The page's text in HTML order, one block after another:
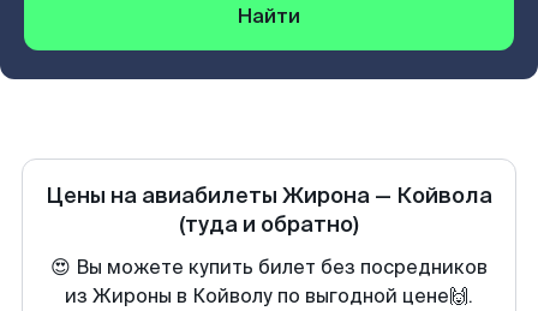
Найти
Цены на авиабилеты Жирона — Койвола
(туда и обратно)
😍 Вы можете купить билет без посредников
из Жироны в Койволу по выгодной цене🙌.